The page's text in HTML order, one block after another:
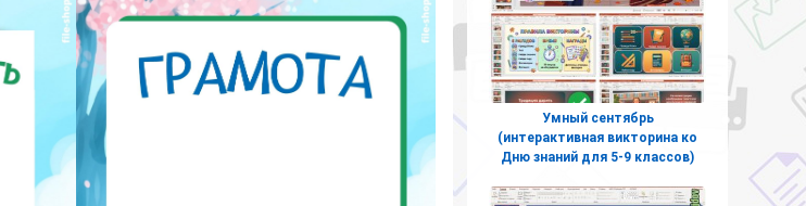
Умный сентябрь
(интерактивная викторина ко
Дню знаний для 5-9 классов)